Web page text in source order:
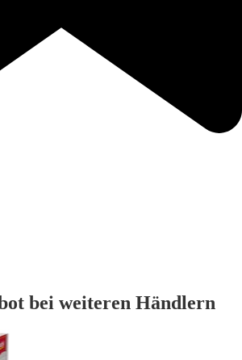
bei weiteren Händlern